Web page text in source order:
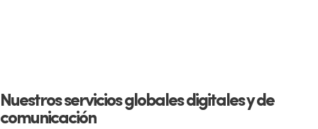
Nuestros servicios globales digitales y de
comunicación